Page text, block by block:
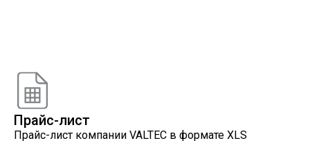
Прайс-лист
Прайс-лист компании VALTEC в формате XLS